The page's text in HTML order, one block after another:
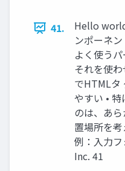
41.
Hello
ンポーネ
よく使う
それを使
でHTMLタ
やすい •
のは、あ
置場所を
例：入力
Inc. 41